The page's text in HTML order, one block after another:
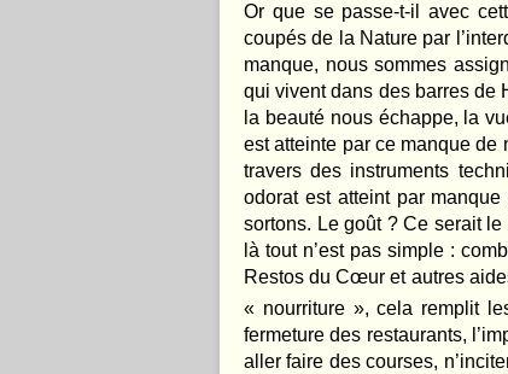
Or que se passe-t-il avec
coupés de la Nature par
manque, nous sommes
qui vivent dans des barres de
la beauté nous échappe, la
est atteinte par ce manque de
travers des instruments
odorat est atteint par
sortons. Le goût ? Ce serait
là tout n’est pas simple :
Restos du Cœur et autres
« nourriture », cela remplit
fermeture des restaurants,
aller faire des courses,